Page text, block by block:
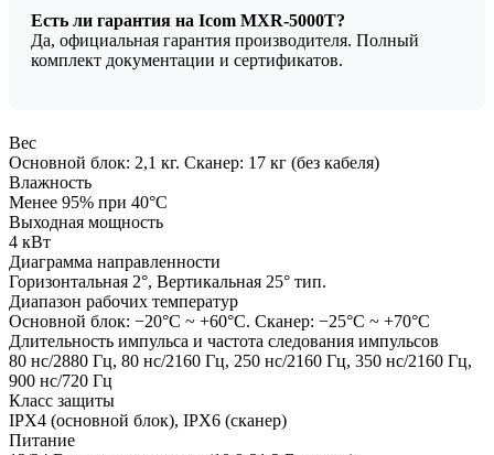
Есть ли гарантия на Icom MXR-5000T?
Да, официальная гарантия производителя. Полный
комплект документации и сертификатов.
Вес
Основной блок: 2,1 кг. Сканер: 17 кг (без кабеля)
Влажность
Менее 95% при 40°C
Выходная мощность
4 кВт
Диаграмма направленности
Горизонтальная 2°, Вертикальная 25° тип.
Диапазон рабочих температур
Основной блок: −20°C ~ +60°C. Сканер: −25°C ~ +70°C
Длительность импульса и частота следования импульсов
80 нс/2880 Гц, 80 нс/2160 Гц, 250 нс/2160 Гц, 350 нс/2160 Гц,
900 нс/720 Гц
Класс защиты
IPX4 (основной блок), IPX6 (сканер)
Питание